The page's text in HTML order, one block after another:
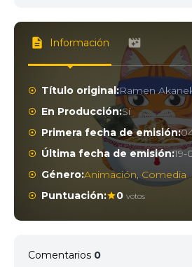
Información
Título original:Ramen
En Producción:Sí
Primera fecha de emisión:
Última fecha de emisión:19-
Género:Animación, Comedia
Puntuación:
0 votos
Comentarios 0